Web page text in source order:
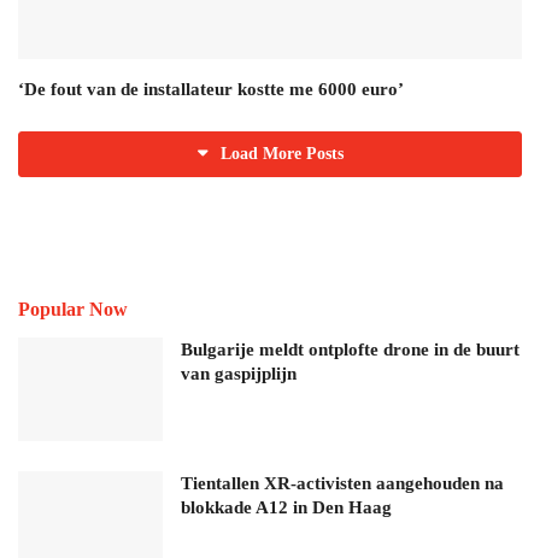
‘De fout van de installateur kostte me 6000 euro’
Load More Posts
Popular Now
Bulgarije meldt ontplofte drone in de buurt
van gaspijplijn
Tientallen XR-activisten aangehouden na
blokkade A12 in Den Haag